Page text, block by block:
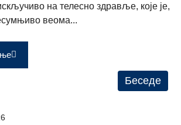
на телесно здравље, које је,
веома...
Беседе